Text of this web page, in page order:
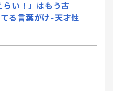
い！」はもう古
る言葉がけ-天才性